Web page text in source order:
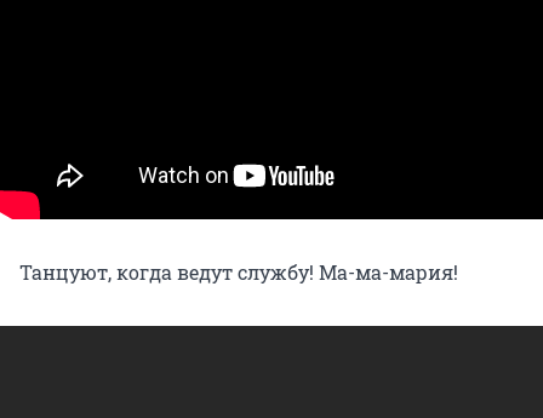
Танцуют, когда ведут службу! Ма-ма-мария!